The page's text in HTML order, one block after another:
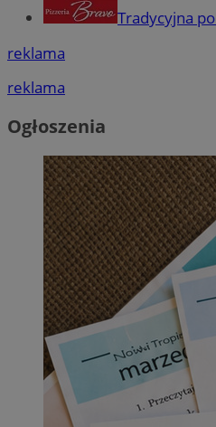
Tradycyjna
reklama
reklama
Ogłoszenia